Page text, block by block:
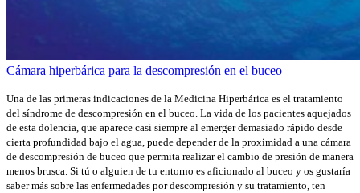
Cámara hiperbárica para la descompresión en el buceo
Una de las primeras indicaciones de la Medicina Hiperbárica es el tratamiento
del síndrome de descompresión en el buceo. La vida de los pacientes aquejados
de esta dolencia, que aparece casi siempre al emerger demasiado rápido desde
cierta profundidad bajo el agua, puede depender de la proximidad a una cámara
de descompresión de buceo que permita realizar el cambio de presión de manera
menos brusca. Si tú o alguien de tu entorno es aficionado al buceo y os gustaría
saber más sobre las enfermedades por descompresión y su tratamiento, ten